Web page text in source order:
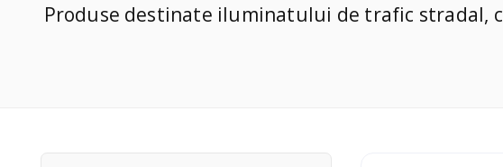
Produse destinate iluminatului de trafic stradal,